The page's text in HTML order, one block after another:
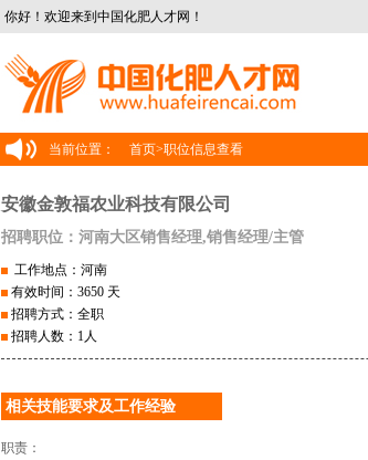
你好！欢迎来到中国化肥人才网！
当前位置： 首页>职位信息查看
安徽金敦福农业科技有限公司
招聘职位：河南大区销售经理,销售经理/主管
工作地点：河南
有效时间：3650 天
招聘方式：全职
招聘人数：1人
相关技能要求及工作经验
职责：